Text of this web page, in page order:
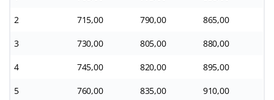
2 715,00 790,00 865,00
3 730,00 805,00 880,00
4 745,00 820,00 895,00
5 760,00 835,00 910,00